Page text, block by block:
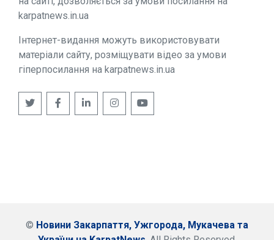
karpatnews.in.ua
Інтернет-видання можуть використовувати
матеріали сайту, розміщувати відео за умови
гіперпосилання на karpatnews.in.ua
© Новини Закарпаття, Ужгорода, Мукачева та